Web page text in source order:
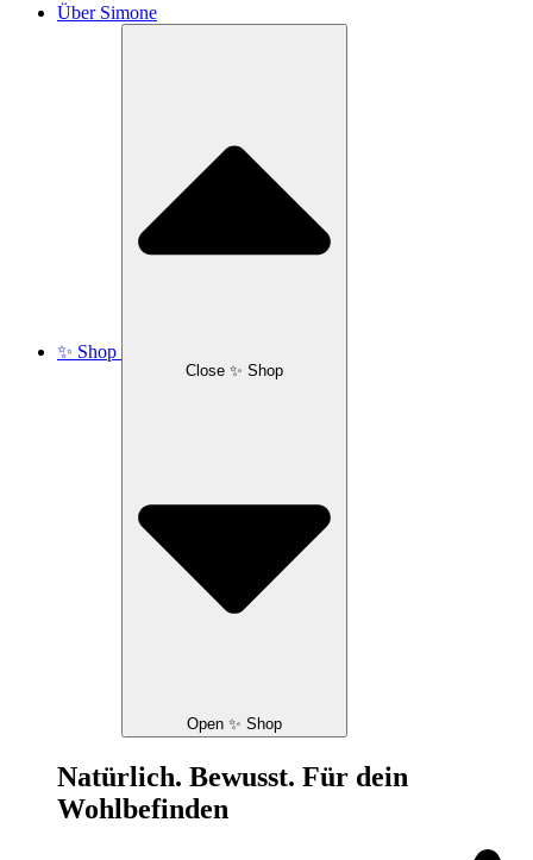
Über Simone
✨ Shop
Close ✨ Shop
Open ✨ Shop
Natürlich. Bewusst. Für dein
Wohlbefinden